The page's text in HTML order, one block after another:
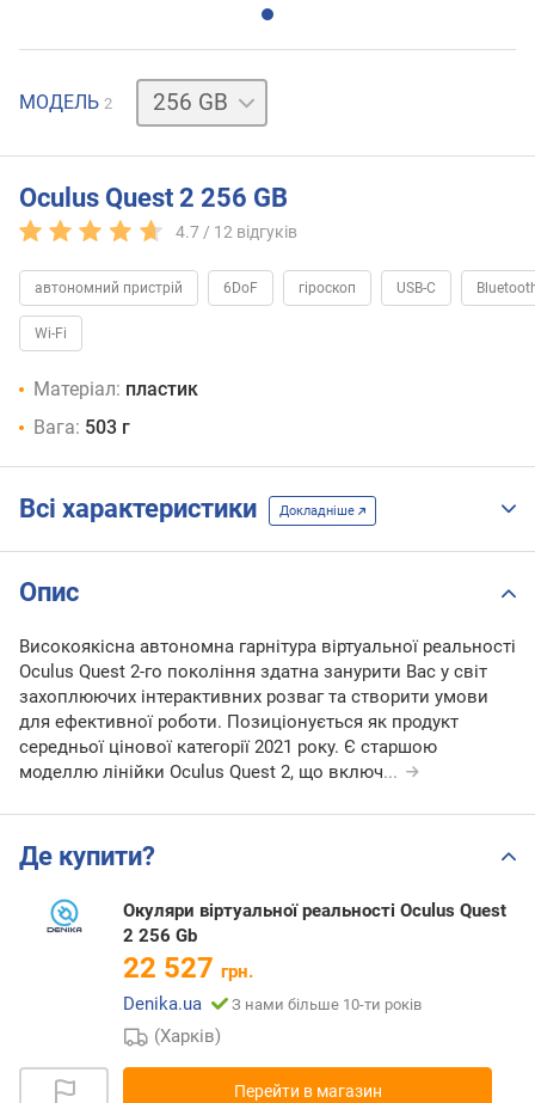
МОДЕЛЬ 2
128
GB
Oculus Quest 2 256 GB
4.7 / 12 відгуків
автономний пристрій 6DoF гіроскоп USB-C
Wi-Fi
Матеріал: пластик
Вага: 503 г
Всі характеристики Докладніше
Опис
Високоякісна автономна гарнітура віртуальної реальності
Oculus Quest 2-го покоління здатна занурити Вас у світ
захоплюючих інтерактивних розваг та створити умови
для ефективної роботи. Позиціонується як продукт
середньої цінової категорії 2021 року. Є старшою
моделлю лінійки Oculus Quest 2, що включ...
Де купити?
Окуляри віртуальної реальності Oculus Quest
2 256 Gb
22 527 грн.
Denika.ua
З нами більше 10-ти років
(Харків)
Перейти в магазин